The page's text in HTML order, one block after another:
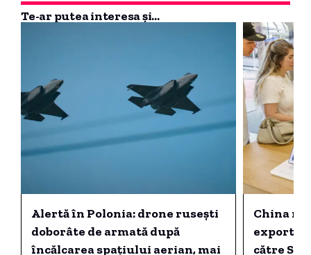
Te-ar putea interesa și...
Alertă în Polonia: drone rusești
doborâte de armată după
încălcarea spațiului aerian, mai
China
către